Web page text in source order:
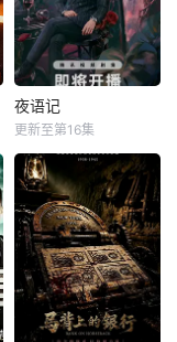
夜语记
更新至第16集